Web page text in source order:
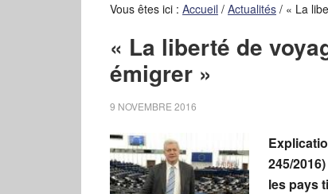
Vous êtes ici : Accueil / Actualités / « La
« La liberté de
émigrer »
9 NOVEMBRE 2016
245/
les pays